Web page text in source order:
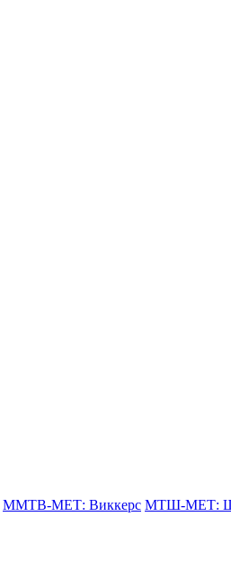
ММТВ-МЕТ: Виккерс МТШ-МЕТ: